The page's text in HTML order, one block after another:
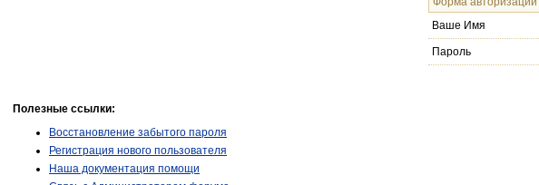
Ваше Имя
Пароль
Полезные ссылки:
Восстановление забытого пароля
Регистрация нового пользователя
Наша документация помощи